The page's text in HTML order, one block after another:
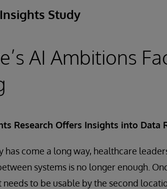
Study
AI Ambitions
Research Offers Insights into Data
come a long way, healthcare
systems is no longer enough.
to be usable by the second